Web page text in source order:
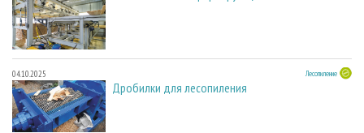
04.10.2025 Лесопиление
Дробилки для лесопиления